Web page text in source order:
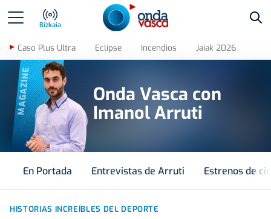
Bizkaia
Caso Plus Ultra Eclipse Incendios Jaiak 2026
MAGAZINE
Onda Vasca con
Imanol Arruti
En Portada Entrevistas de Arruti Estrenos de
HISTORIAS INCREÍBLES DEL DEPORTE